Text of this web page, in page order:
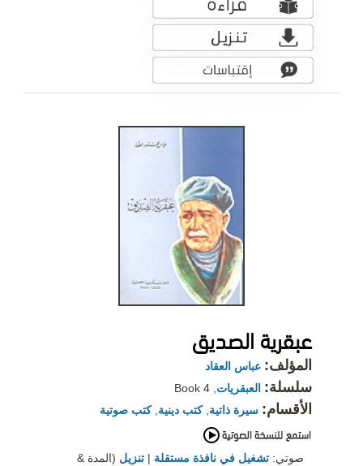
عبقرية الصديق
المؤلف: عباس العقاد
سلسلة: العبقريات, Book 4
الأقسام: سيرة ذاتية,كتب دينية,كتب صوتية
صوتي: تشغيل في نافذة مستقلة | تنزيل (المدة &